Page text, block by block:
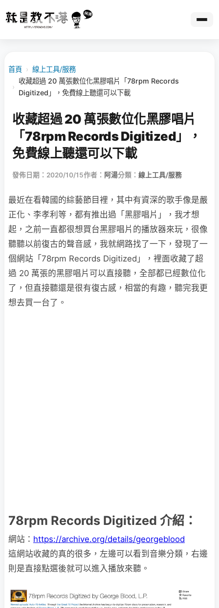
首頁 › 線上工具/服務
›
收藏超過 20 萬張數位化黑膠唱片「78rpm Records
Digitized」，免費線上聽還可以下載
收藏超過 20 萬張數位化黑膠唱片
「78rpm Records Digitized」，
免費線上聽還可以下載
發佈日期：2020/10/15作者： 阿湯分類： 線上工具/服務
最近在看韓國的綜藝節目裡，其中有資深的歌手像是嚴
正化、李孝利等，都有推出過「黑膠唱片」，我才想
起，之前一直都很想買台黑膠唱片的播放器來玩，很像
聽聽以前復古的聲音感，我就網路找了一下，發現了一
個網站「78rpm Records Digitized」，裡面收藏了超
過 20 萬張的黑膠唱片可以直接聽，全部都已經數位化
了，但直接聽還是很有復古感，相當的有趣，聽完我更
想去買一台了。
78rpm Records Digitized 介紹：
網站： https://archive.org/details/georgeblood
這網站收藏的真的很多，左邊可以看到音樂分類，右邊
則是直接點選後就可以進入播放來聽。